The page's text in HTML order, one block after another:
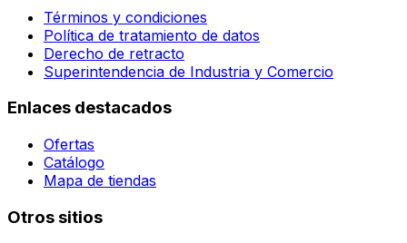
Términos y condiciones
Política de tratamiento de datos
Derecho de retracto
Superintendencia de Industria y Comercio
Enlaces destacados
Ofertas
Catálogo
Mapa de tiendas
Otros sitios